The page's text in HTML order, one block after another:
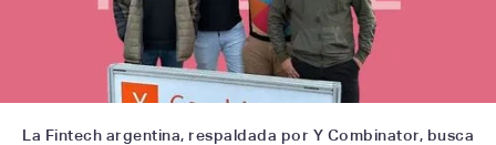
La Fintech argentina, respaldada por Y Combinator, busca